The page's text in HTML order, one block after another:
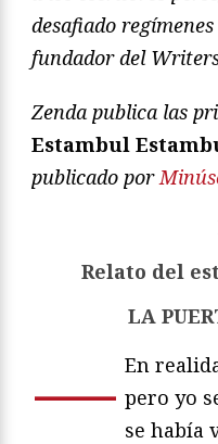
desafiado
fundador del
Zenda publica las
Estambul
publicado por
Relato del
LA
— En
pero yo
se había